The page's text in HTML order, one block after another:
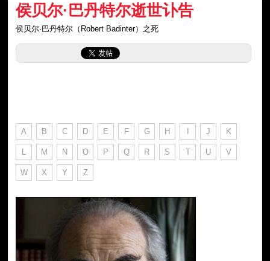
侯贝尔·巴丹特尔逝世讣告
侯贝尔·巴丹特尔（Robert Badinter）之死
A B C D E F G H I J K
L M N O P Q R S T U V
W X Y Z